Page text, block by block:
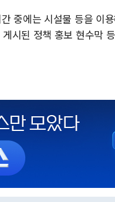
중에는 시설물 등을 이
시된 정책 홍보 현수막